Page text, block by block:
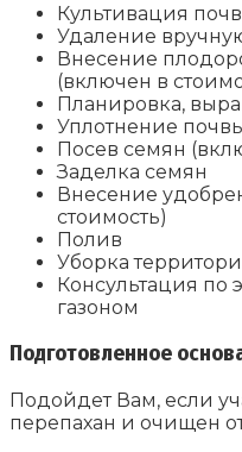
Культивация
Удаление
Внесение
(включен в
Планировка,
Уплотнение
Посев семян
Заделка семян
Внесение
стоимость)
Полив
Уборка
Консультация по
газоном
Подготовленное
Подойдет Вам, если
перепахан и очищен